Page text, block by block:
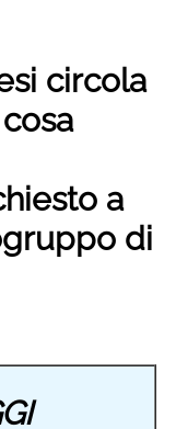
circola
a
di